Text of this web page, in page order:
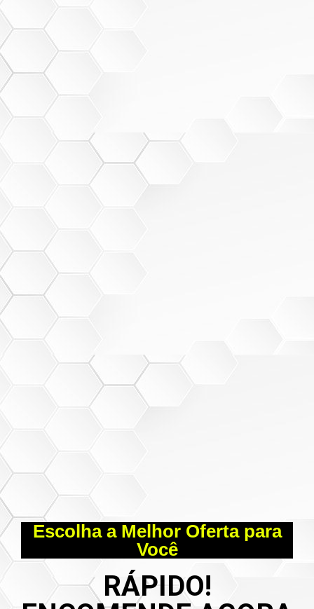
Escolha a Melhor Oferta para
Você
RÁPIDO!